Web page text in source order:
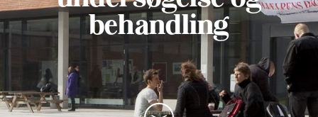
behandling